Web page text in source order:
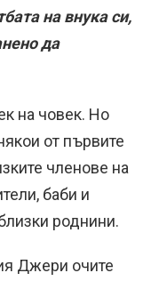
на внука си,
да
на човек. Но
от първите
членове на
баби и
роднини.
Джери очите